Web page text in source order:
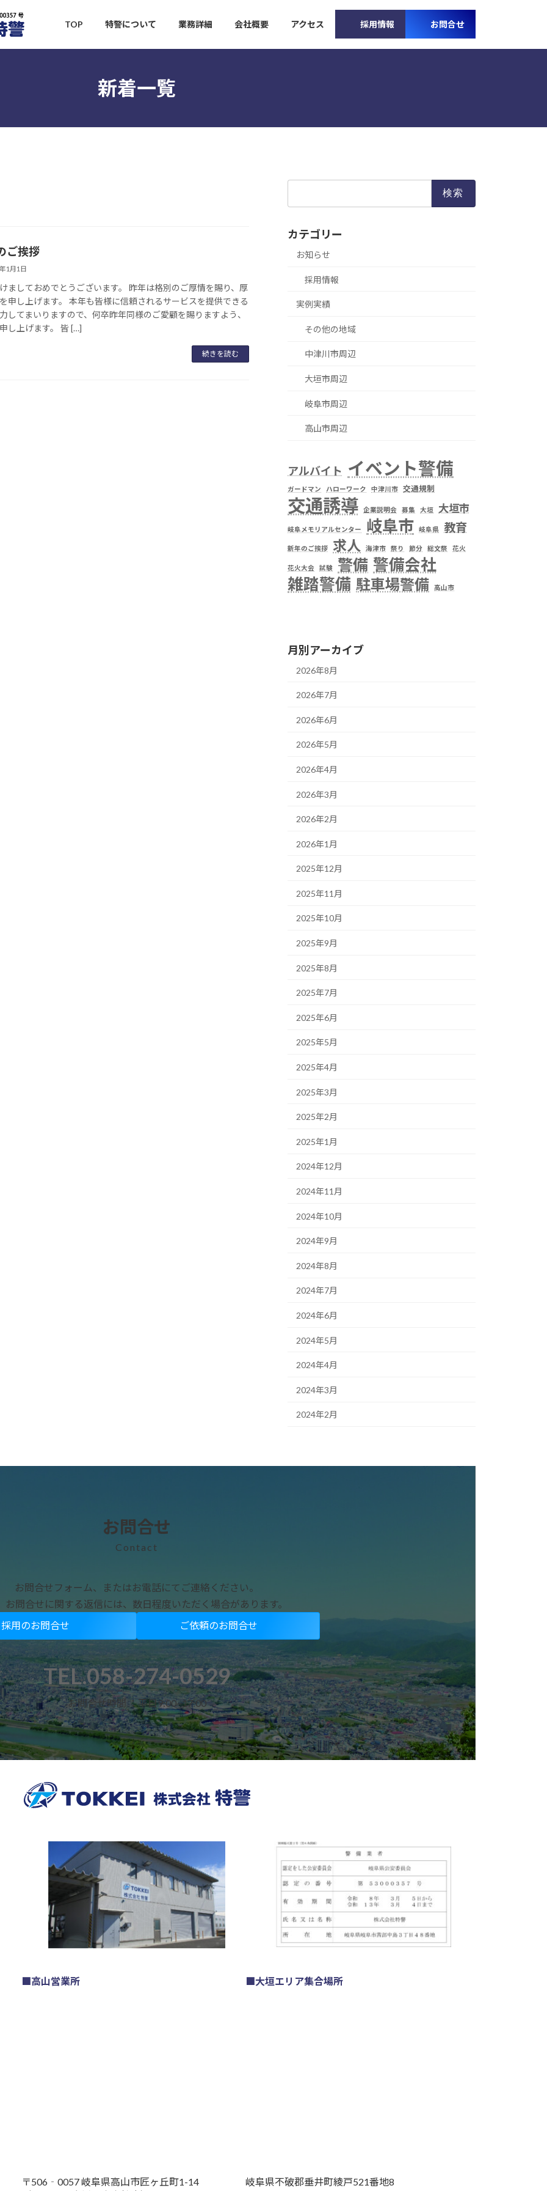
TOP 特警について 業務詳細 会社概要 アクセス 採用情報 お問合せ
新着一覧
ご挨拶
1月1日
ましておめでとうございます。 昨年は格別のご厚情を賜り、厚
申し上げます。 本年も皆様に信頼されるサービスを提供できる
してまいりますので、何卒昨年同様のご愛顧を賜りますよう、
し上げます。 皆 […]
続きを読む
カテゴリー
お知らせ
採用情報
実例実績
その他の地域
中津川市周辺
大垣市周辺
岐阜市周辺
高山市周辺
アルバイト イベント警備
ガードマン ハローワーク 中津川市 交通規制
交通誘導 企業説明会 募集 大垣 大垣市
岐阜メモリアルセンター 岐阜市 岐阜県 教育
新年のご挨拶 求人 海津市 祭り 節分 総文祭 花火
花火大会 試験 警備 警備会社
雑踏警備 駐車場警備 高山市
月別アーカイブ
2026年8月
2026年7月
2026年6月
2026年5月
2026年4月
2026年3月
2026年2月
2026年1月
2025年12月
2025年11月
2025年10月
2025年9月
2025年8月
2025年7月
2025年6月
2025年5月
2025年4月
2025年3月
2025年2月
2025年1月
2024年12月
2024年11月
2024年10月
2024年9月
2024年8月
2024年7月
2024年6月
2024年5月
2024年4月
2024年3月
2024年2月
お問合せ
Contact
お問合せフォーム、またはお電話にてご連絡ください。
お問合せに関する返信には、数日程度いただく場合があります。
採用のお問合せ
ご依頼のお問合せ
TEL.058-274-0529
お問合せ時間 ：平日9:00~17:00
■高山営業所
〒506‐0057 岐阜県高山市匠ヶ丘町1-14
■大垣エリア集合場所
岐阜県不破郡垂井町綾戸521番地8